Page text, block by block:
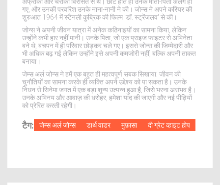
गए, और उनकी परवरिश उनके नाना-नानी ने की। जोन्स ने अपने करियर की
शुरुआत 1964 में स्टैनली कुब्रिक की फिल्म 'डॉ. स्ट्रेंजलव' से की।
जोन्स ने अपनी जीवन यात्रा में अनेक कठिनाइयों का सामना किया, लेकिन
उन्होंने कभी हार नहीं मानी। उनके पिता, जो एक प्राइज फाइटर से अभिनेता
बने थे, बचपन में ही परिवार छोड़कर चले गए। इससे जोन्स की जिम्मेदारी और
भी अधिक बढ़ गई लेकिन उन्होंने इसे अपनी कमजोरी नहीं, बल्कि अपनी ताकत
बनाया।
जेम्स अर्ल जोन्स ने हमें एक बहुत ही महत्वपूर्ण सबक सिखाया: जीवन की
चुनौतियों का सामना करके ही व्यक्ति अपने उद्देश्य को पा सकता है। उनके
निधन से सिनेमा जगत में एक बड़ा शून्य उत्पन्न हुआ है, जिसे भरना असंभव है।
उनके अभिनय और आवाज़ की धरोहर, हमेशा याद की जाएगी और नई पीढ़ियों
को प्रेरित करती रहेगी।
टैग: जेम्स अर्ल जोन्स डार्थ वाडर मुफ़ासा दी ग्रेट व्हाइट होप